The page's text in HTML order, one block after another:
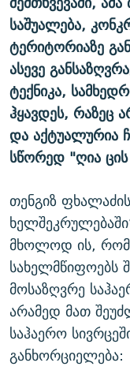
საშუალება,
ტერიტორიაზე
ასევე
ტექნიკა,
ჰყავდეს, რაზეც
და აქტუალურია
სწორედ "ღია
თენგიზ
მხოლოდ ის, რომ
სახელმწიფოებს
მოსაზღვრე
არამედ მათ
საჰაერო
განხორციელება: